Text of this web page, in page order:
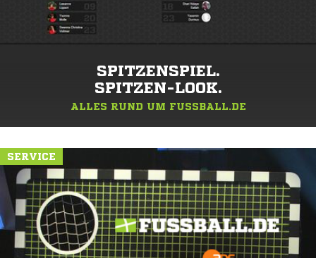
SPITZENSPIEL.
SPITZEN-LOOK.
ALLES RUND UM FUSSBALL.DE
SERVICE